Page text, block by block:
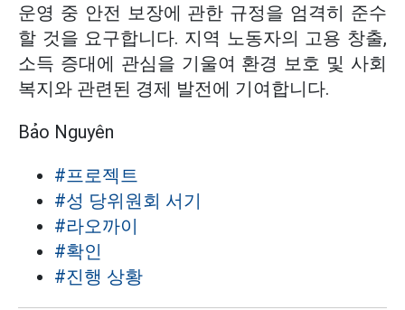
운영 중 안전 보장에 관한 규정을 엄격히 준수
할 것을 요구합니다. 지역 노동자의 고용 창출,
소득 증대에 관심을 기울여 환경 보호 및 사회
복지와 관련된 경제 발전에 기여합니다.
Bảo Nguyên
#프로젝트
#성 당위원회 서기
#라오까이
#확인
#진행 상황